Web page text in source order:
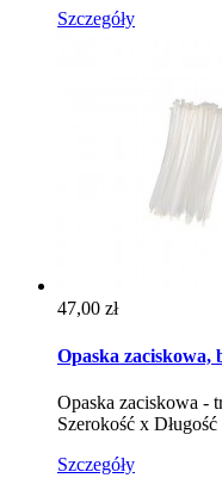
Szczegóły
Cena
47,00 zł
Opaska zaciskowa,
Opaska zaciskowa -
Szerokość x Długość
Szczegóły